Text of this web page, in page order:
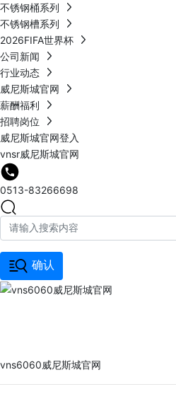
不锈钢桶系列
不锈钢槽系列
2026FIFA世界杯
公司新闻
行业动态
威尼斯城官网
薪酬福利
招聘岗位
威尼斯城官网登入
vnsr威尼斯城官网
0513-83266698
确认
vns6060威尼斯城官网